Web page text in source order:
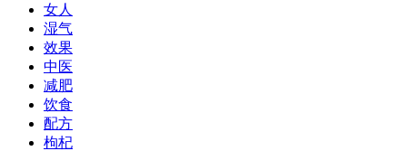
女人
湿气
效果
中医
减肥
饮食
配方
枸杞